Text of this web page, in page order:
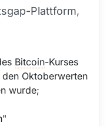
Plattform,
Bitcoin-Kurses
Oktoberwerten
wurde;